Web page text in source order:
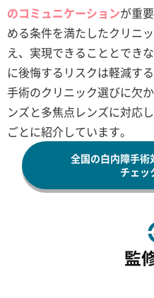
のコミュニケーションが重
める条件を満たしたクリニ
え、実現できることとでき
に後悔するリスクは軽減す
手術のクリニック選びに欠
ンズと多焦点レンズに対応
ごとに紹介しています。
全国の白内障手術
チェッ
監